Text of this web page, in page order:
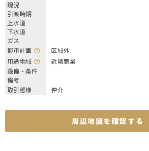
現況
引渡時期
上水道
下水道
ガス
都市計画
区域外
用途地域
近隣商業
設備・条件
備考
取引態様
仲介
周辺地図を確認する